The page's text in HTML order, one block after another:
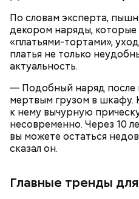
По словам эксперта,
декором наряды, которые
«платьями-тортами»,
платья не только
актуальность.
— Подобный наряд после
мертвым грузом в шкафу.
к нему вычурную
несовременно. Через 10
вы можете остаться
сказал он.
Главные тренды
Все в противне
можно добавить соль и
присыпают свежим
духовку на 15 минут.